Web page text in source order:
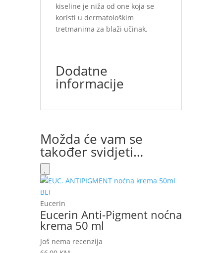
kiseline je niža od one koja se
koristi u dermatološkim
tretmanima za blaži učinak.
Dodatne
informacije
Možda će vam se
također svidjeti…
Eucerin
Eucerin Anti-Pigment noćna
krema 50 ml
Još nema recenzija